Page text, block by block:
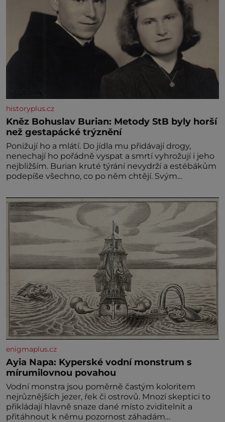
historyplus.cz
Kněz Bohuslav Burian: Metody StB byly horší
než gestapácké trýznění
Ponižují ho a mlátí. Do jídla mu přidávají drogy,
nenechají ho pořádně vyspat a smrtí vyhrožují i jeho
nejbližším. Burian kruté týrání nevydrží a estébákům
podepíše všechno, co po něm chtějí. Svým
výslechů nikdo nevyvíjel fyzický ani psychický nátlak.
Syn brněnského řezníka chce být knězem a
enigmaplus.cz
Ayia Napa: Kyperské vodní monstrum s
mírumilovnou povahou
Vodní monstra jsou poměrně častým koloritem
nejrůznějších jezer, řek či ostrovů. Mnozí skeptici to
přikládají hlavně snaze dané místo zviditelnit a
přitáhnout k němu pozornost záhadám